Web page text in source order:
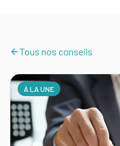
services
Nos
tarifs
Nos
Tous nos conseils
À LA UNE